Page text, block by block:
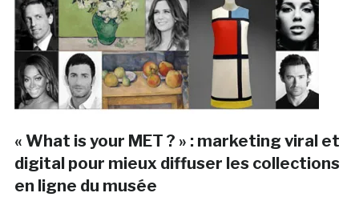
« What is your MET ? » : marketing viral et
digital pour mieux diffuser les collections
en ligne du musée